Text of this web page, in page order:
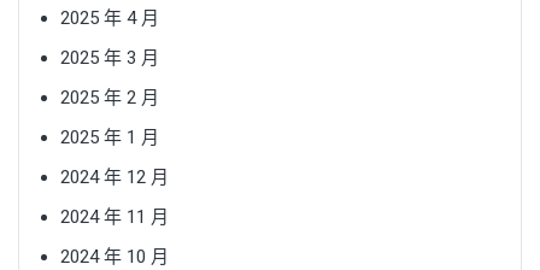
2025 年 4 月
2025 年 3 月
2025 年 2 月
2025 年 1 月
2024 年 12 月
2024 年 11 月
2024 年 10 月